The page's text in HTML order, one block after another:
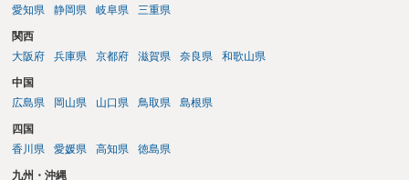
愛知県
静岡県 岐阜県 三重県
関西
大阪府
兵庫県 京都府 滋賀県 奈良県 和歌山県
中国
広島県
岡山県 山口県 鳥取県 島根県
四国
香川県
愛媛県 高知県 徳島県
九州・沖縄